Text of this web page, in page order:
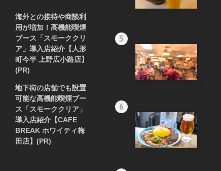
海外との接待や商談利
用が増加！高機能喫煙
ブース「スモーククリ
ア」導入店紹介【人形
町今半 上野広小路店】
(PR)
地下街の店舗でも設置
可能な高機能喫煙ブー
ス「スモーククリア」
導入店紹介【CAFE
BREAK ホワイティ梅
田店】(PR)
5
6